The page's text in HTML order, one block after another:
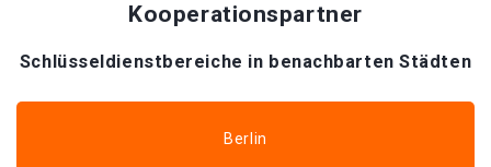
Kooperationspartner
Schlüsseldienstbereiche in benachbarten Städten
Berlin